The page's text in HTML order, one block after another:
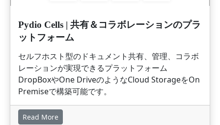
Pydio Cells | 共有＆コラボレーションのプラ
ットフォーム
セルフホスト型のドキュメント共有、管理、コラボ
レーションが実現できるプラットフォーム
DropBoxやOne DriveのようなCloud StorageをOn
Premiseで構築可能です。
Read More